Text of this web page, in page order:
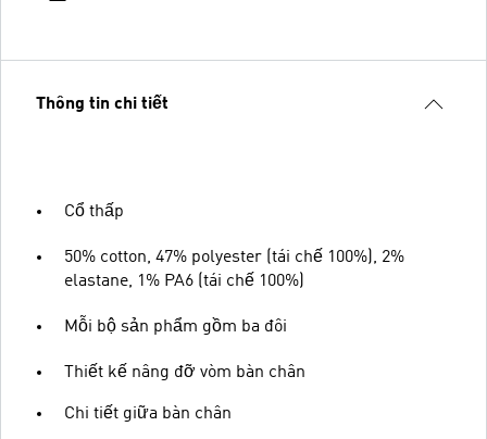
Thông tin chi tiết
Cổ thấp
50% cotton, 47% polyester (tái chế 100%), 2%
elastane, 1% PA6 (tái chế 100%)
Mỗi bộ sản phẩm gồm ba đôi
Thiết kế nâng đỡ vòm bàn chân
Chi tiết giữa bàn chân